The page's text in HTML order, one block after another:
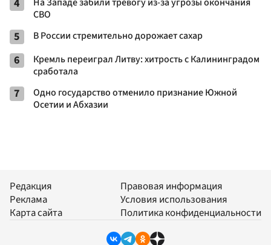
4
СВО
5 В России стремительно дорожает сахар
6
Кремль переиграл Литву: хитрость с Калининградом
сработала
7
Одно государство отменило признание Южной
Осетии и Абхазии
Редакция
Реклама
Карта сайта
Правовая информация
Условия использования
Политика конфиденциальности